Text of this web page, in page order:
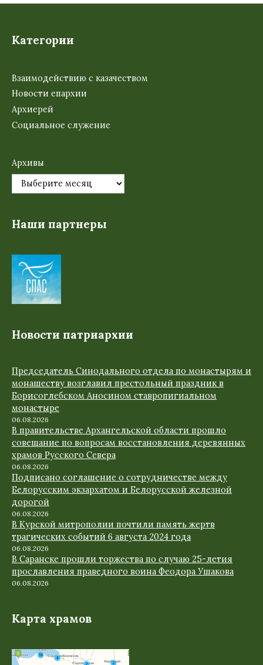
Категории
Взаимодействию с казачеством
Новости епархии
Архиерей
Социальное служение
Архивы
Наши партнеры
Новости патриархии
Председатель Синодального отдела по монастырям и
монашеству возглавил престольный праздник в
Борисоглебском Аносином ставропигиальном
монастыре
06.08.2026
В правительстве Архангельской области прошло
совещание по вопросам восстановления деревянных
храмов Русского Севера
06.08.2026
Подписано соглашение о сотрудничестве между
Белорусским экзархатом и Белорусской железной
дорогой
06.08.2026
В Курской митрополии почтили память жертв
трагических событий 6 августа 2024 года
06.08.2026
В Саранске прошли торжества по случаю 25-летия
прославления праведного воина Феодора Ушакова
06.08.2026
Карта храмов